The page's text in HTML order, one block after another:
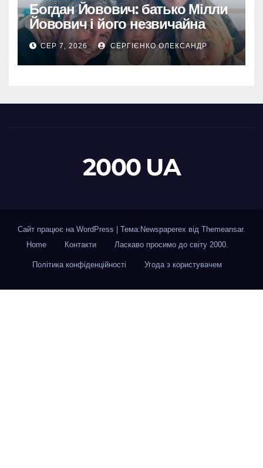
Богдан Йовович: батько Мілли
Йовович і його незвичайна
доля
СЕР 7, 2026 СЕРГІЄНКО ОЛЕКСАНДР
2000 UA
Сайт працює на WordPress Тема:Newspaperex від Themeansar.
Home
Контакти Ласкаво просимо до світу 2000.
Політика конфіденційності Угода з користувачем